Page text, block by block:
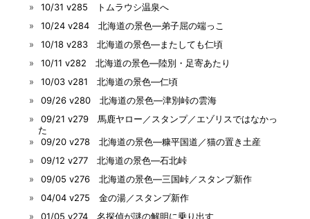
10/31 v285 トムラウシ温泉へ
10/24 v284 北海道の景色―弟子屈の端っこ
10/18 v283 北海道の景色―またしても仁頃
10/11 v282 北海道の景色―陸別・足寄あたり
10/03 v281 北海道の景色―仁頃
09/26 v280 北海道の景色―津別峠の雲海
09/21 v279 馬鹿ヤロー／スタンプ／エゾリスではなかっ
た
09/20 v278 北海道の景色―糠平国道／猫の置き土産
09/12 v277 北海道の景色―石北峠
09/05 v276 北海道の景色―三国峠／スタンプ新作
04/04 v275 金の湯／スタンプ新作
01/05 v274 名探偵が謎の解明に乗り出す